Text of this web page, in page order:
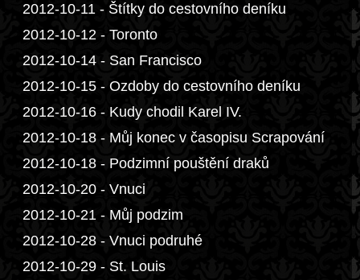
2012-10-11 - Štítky do cestovního deníku
2012-10-12 - Toronto
2012-10-14 - San Francisco
2012-10-15 - Ozdoby do cestovního deníku
2012-10-16 - Kudy chodil Karel IV.
2012-10-18 - Můj konec v časopisu Scrapování
2012-10-18 - Podzimní pouštění draků
2012-10-20 - Vnuci
2012-10-21 - Můj podzim
2012-10-28 - Vnuci podruhé
2012-10-29 - St. Louis